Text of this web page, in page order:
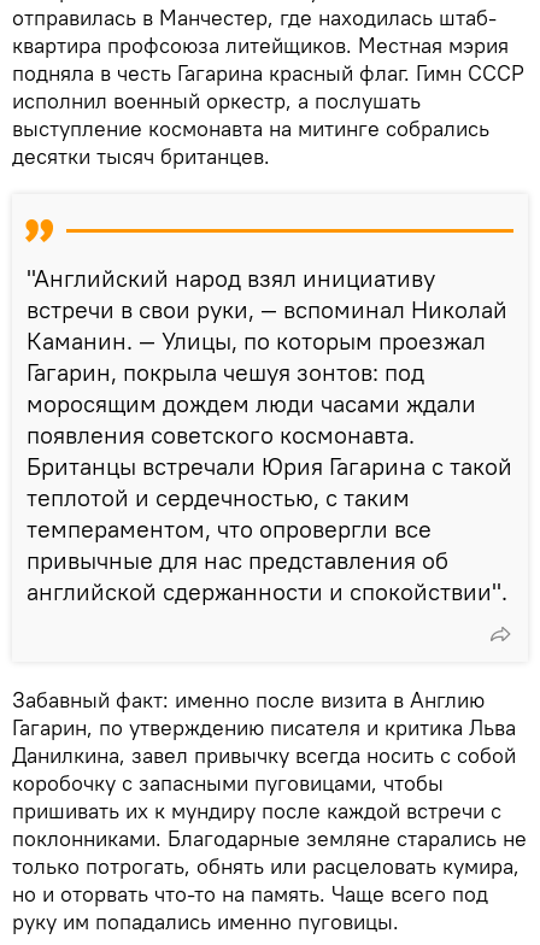
отправилась в Манчестер, где находилась штаб-
квартира профсоюза литейщиков. Местная мэрия
подняла в честь Гагарина красный флаг. Гимн СССР
исполнил военный оркестр, а послушать
выступление космонавта на митинге собрались
десятки тысяч британцев.
"Английский народ взял инициативу
встречи в свои руки, — вспоминал Николай
Каманин. — Улицы, по которым проезжал
Гагарин, покрыла чешуя зонтов: под
моросящим дождем люди часами ждали
появления советского космонавта.
Британцы встречали Юрия Гагарина с такой
теплотой и сердечностью, с таким
темпераментом, что опровергли все
привычные для нас представления об
английской сдержанности и спокойствии".
Забавный факт: именно после визита в Англию
Гагарин, по утверждению писателя и критика Льва
Данилкина, завел привычку всегда носить с собой
коробочку с запасными пуговицами, чтобы
пришивать их к мундиру после каждой встречи с
поклонниками. Благодарные земляне старались не
только потрогать, обнять или расцеловать кумира,
но и оторвать что-то на память. Чаще всего под
руку им попадались именно пуговицы.